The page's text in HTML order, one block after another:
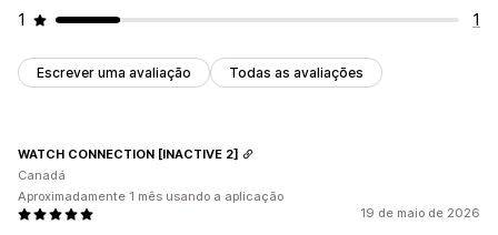
1
1
Escrever uma avaliação Todas as avaliações
19 de maio de 2026
WATCH CONNECTION [INACTIVE 2]
Canadá
Aproximadamente 1 mês usando a aplicação